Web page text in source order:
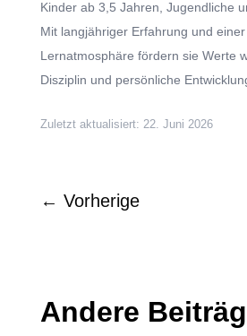
Kinder ab 3,5 Jahren, Jugendliche
Mit langjähriger Erfahrung und
Lernatmosphäre fördern sie Werte
Disziplin und persönliche
Zuletzt aktualisiert: 22. Juni 2026
← Vorherige
Andere